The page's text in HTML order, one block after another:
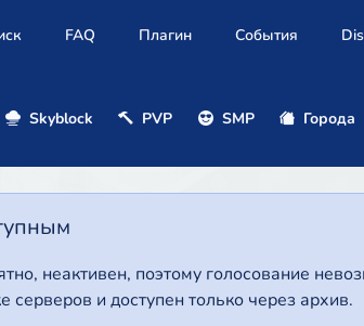
FAQ Плагин События
Skyblock PVP SMP Города
неактивен, поэтому голосование
серверов и доступен только через архив.